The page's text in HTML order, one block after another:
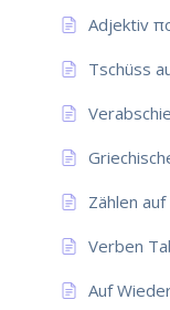
Adjektiv
Tschüss
Zählen
Verben
Auf